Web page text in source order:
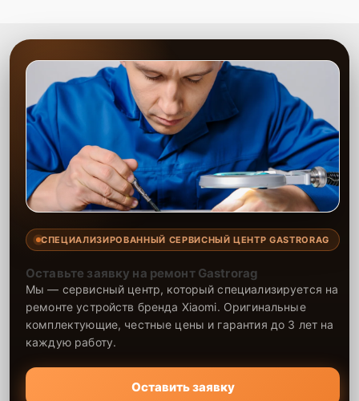
СПЕЦИАЛИЗИРОВАННЫЙ СЕРВИСНЫЙ ЦЕНТР GASTRORAG
Оставьте заявку на ремонт Gastrorag
Мы — сервисный центр, который специализируется на
ремонте устройств бренда Xiaomi. Оригинальные
комплектующие, честные цены и гарантия до 3 лет на
каждую работу.
Оставить заявку